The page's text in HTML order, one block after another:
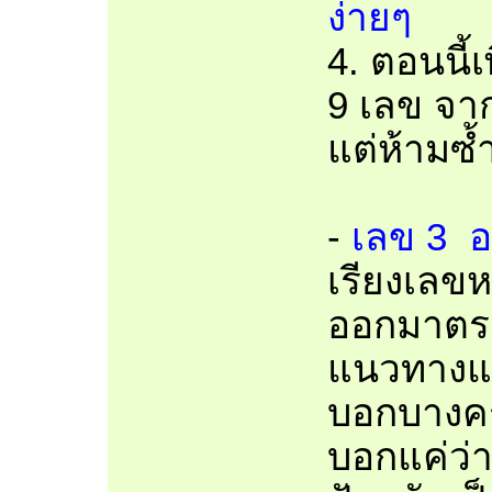
ง่ายๆ
4. ตอนนี้
9 เลข จา
แต่ห้ามซ้
- เลข 3
เรียงเล
ออกมาต
แนวทาง
บอกบาง
บอกแค่ว่